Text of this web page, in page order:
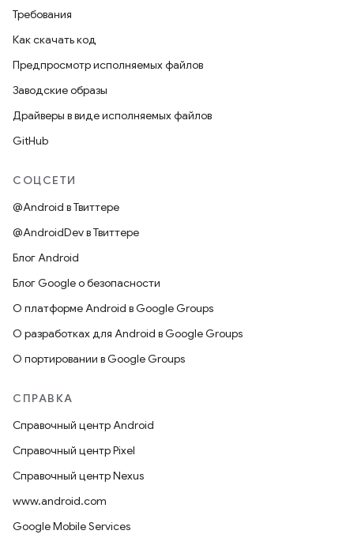
Требования
Как скачать код
Предпросмотр исполняемых файлов
Заводские образы
Драйверы в виде исполняемых файлов
GitHub
СОЦСЕТИ
@Android в Твиттере
@AndroidDev в Твиттере
Блог Android
Блог Google о безопасности
О платформе Android в Google Groups
О разработках для Android в Google Groups
О портировании в Google Groups
СПРАВКА
Справочный центр Android
Справочный центр Pixel
Справочный центр Nexus
www.android.com
Google Mobile Services